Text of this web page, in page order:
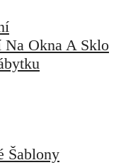
Na Okna A Sklo
Šablony